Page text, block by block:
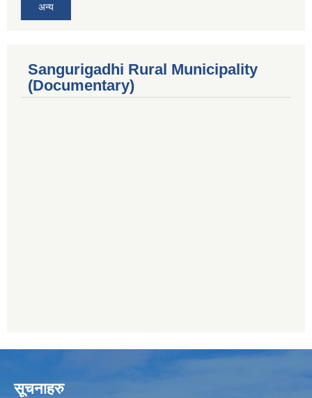
अन्य
Sangurigadhi Rural Municipality
(Documentary)
सूचनाहरु